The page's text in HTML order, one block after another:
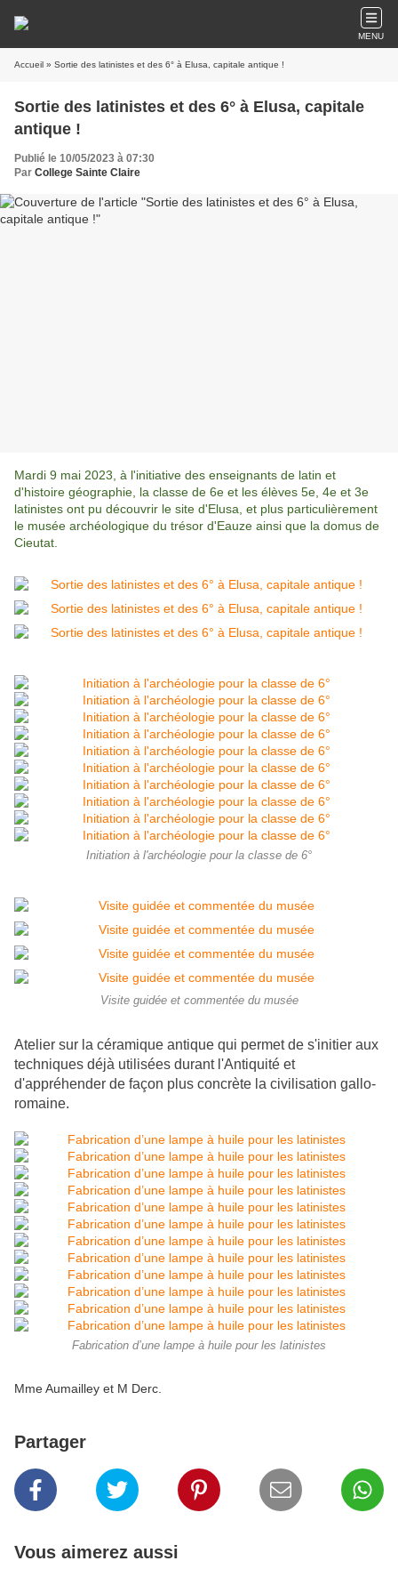
MENU
Accueil » Sortie des latinistes et des 6° à Elusa, capitale antique !
Sortie des latinistes et des 6° à Elusa, capitale
antique !
Publié le 10/05/2023 à 07:30
Par College Sainte Claire
Mardi 9 mai 2023, à l'initiative des enseignants de latin et
d'histoire géographie, la classe de 6e et les élèves 5e, 4e et 3e
latinistes ont pu découvrir le site d'Elusa, et plus particulièrement
le musée archéologique du trésor d'Eauze ainsi que la domus de
Cieutat.
Initiation à l'archéologie pour la classe de 6°
Visite guidée et commentée du musée
Atelier sur la céramique antique qui permet de s'initier aux
techniques déjà utilisées durant l'Antiquité et
d'appréhender de façon plus concrète la civilisation gallo-
romaine.
Fabrication d’une lampe à huile pour les latinistes
Mme Aumailley et M Derc.
Partager
Vous aimerez aussi